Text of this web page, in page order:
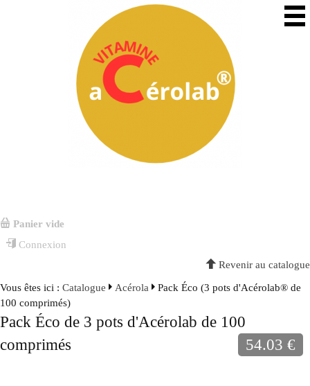
Panier vide
Connexion
Revenir au catalogue
Vous êtes ici : Catalogue Acérola
Pack Éco (3 pots d'Acérolab® de
100 comprimés)
Pack Éco de 3 pots d'Acérolab de 100
comprimés
54.03 €